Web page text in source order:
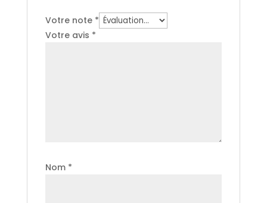
Votre note *
Votre avis *
Nom *